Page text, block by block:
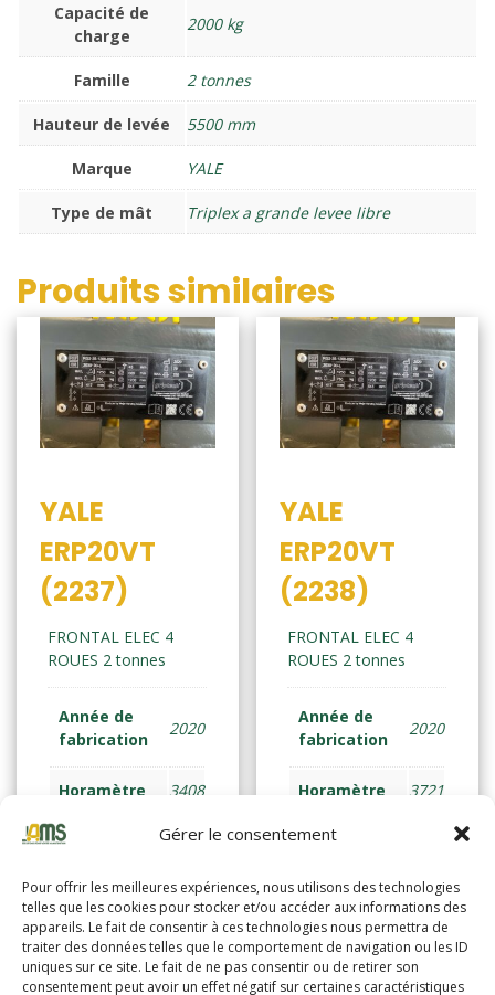
Gérer le consentement
Pour offrir les meilleures expériences, nous utilisons des technologies
telles que les cookies pour stocker et/ou accéder aux informations des
appareils. Le fait de consentir à ces technologies nous permettra de
traiter des données telles que le comportement de navigation ou les ID
uniques sur ce site. Le fait de ne pas consentir ou de retirer son
consentement peut avoir un effet négatif sur certaines caractéristiques
Capacité de
charge
2000 kg
Famille 2 tonnes
Hauteur de levée 5500 mm
Marque YALE
Type de mât Triplex a grande levee libre
Produits similaires
YALE
ERP20VT
(2237)
FRONTAL ELEC 4
ROUES 2 tonnes
Année de
fabrication
2020
Horamètre 3408
Lire la suite
YALE
ERP20VT
(2238)
FRONTAL ELEC 4
ROUES 2 tonnes
Année de
fabrication
2020
Horamètre 3721
Lire la suite